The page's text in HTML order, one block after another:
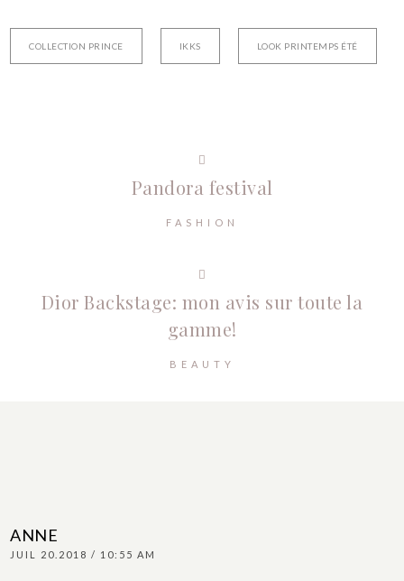
COLLECTION PRINCE IKKS LOOK PRINTEMPS ÉTÉ
Pandora festival
FASHION
Dior Backstage: mon avis sur toute la
gamme!
BEAUTY
ANNE
JUIL 20.2018 / 10:55 AM